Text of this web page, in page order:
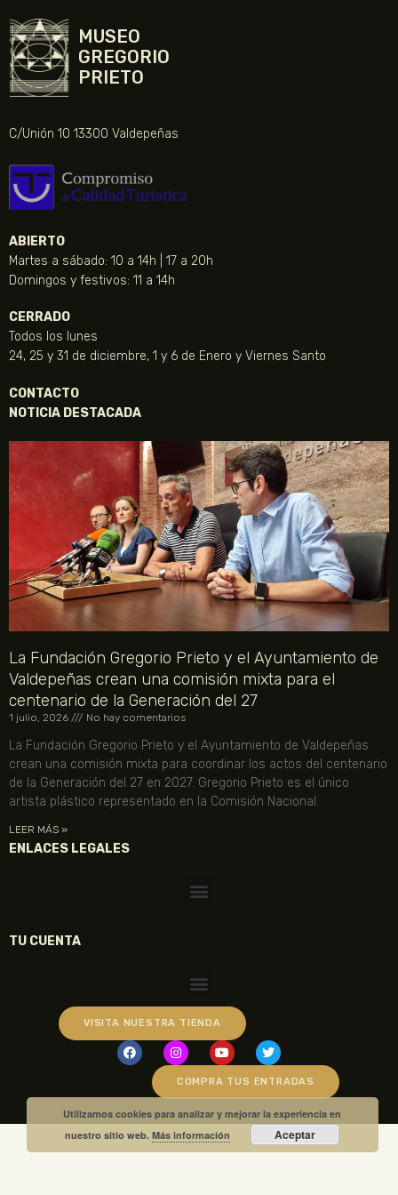
MUSEO
GREGORIO
PRIETO
C/Unión 10 13300 Valdepeñas
ABIERTO
Martes a sábado: 10 a 14h | 17 a 20h
Domingos y festivos: 11 a 14h
CERRADO
Todos los lunes
24, 25 y 31 de diciembre, 1 y 6 de Enero y Viernes Santo
CONTACTO
NOTICIA DESTACADA
La Fundación Gregorio Prieto y el Ayuntamiento de
Valdepeñas crean una comisión mixta para el
centenario de la Generación del 27
1 julio, 2026 No hay comentarios
La Fundación Gregorio Prieto y el Ayuntamiento de Valdepeñas
crean una comisión mixta para coordinar los actos del centenario
de la Generación del 27 en 2027. Gregorio Prieto es el único
artista plástico representado en la Comisión Nacional.
LEER MÁS »
ENLACES LEGALES
TU CUENTA
VISITA NUESTRA TIENDA
COMPRA TUS ENTRADAS
Utilizamos cookies para analizar y mejorar la experiencia en
nuestro sitio web.Más información Aceptar